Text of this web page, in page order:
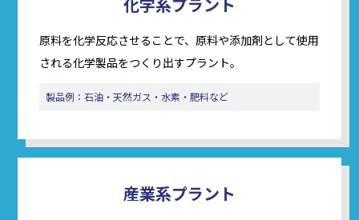
化学系プラント
原料を化学反応させることで、原料や添加剤として使用
される化学製品をつくり出すプラント。
製品例：石油・天然ガス・水素・肥料など
産業系プラント